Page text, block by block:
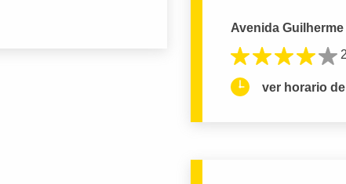
Avenida
ver horario